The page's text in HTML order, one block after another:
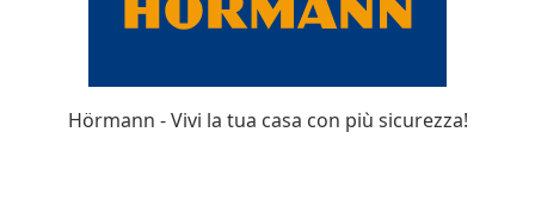
Hörmann - Vivi la tua casa con più sicurezza!